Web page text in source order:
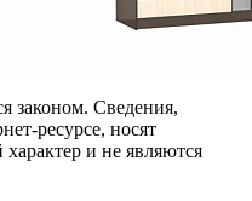
законом. Сведения,
ресурсе, носят
и не являются